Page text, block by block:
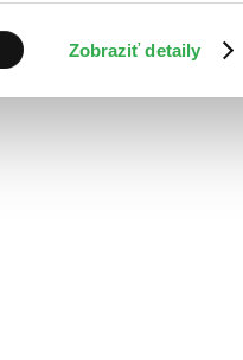
Zobraziť detaily